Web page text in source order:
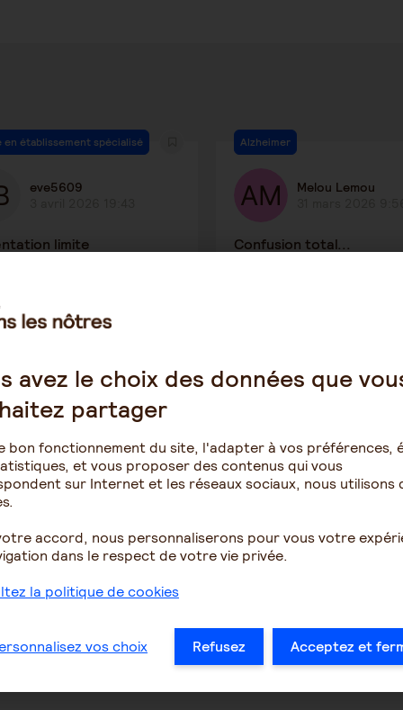
en établissement spécialisé
eve5609
limite
56
Alzheimer
Melou Lemou
Confusion total...
Vanille
24
Parkinson
parkinson dyskinésie
1
avez le choix des données que
partager
bon fonctionnement du site, l'adapter à vos préférences,
et vous proposer des contenus qui vous
sur Internet et les réseaux sociaux, nous utilisons
accord, nous personnaliserons pour vous votre
dans le respect de votre vie privée.
la politique de cookies
vos choix Refusez Acceptez et